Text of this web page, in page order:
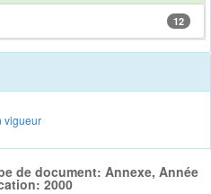
12
vigueur
de document: Annexe, Année
2000